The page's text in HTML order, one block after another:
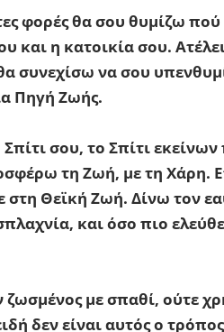
φορές θα σου θυμίζω πού
και η κατοικία σου.
συνεχίσω να σου
Πηγή Ζωής.
Σπίτι σου, το Σπίτι
τη Ζωή, με τη Χάρη.
στη Θεϊκή Ζωή. Δίνω τον
και όσο πιο
με σπαθί, ούτε
δεν είναι αυτός ο